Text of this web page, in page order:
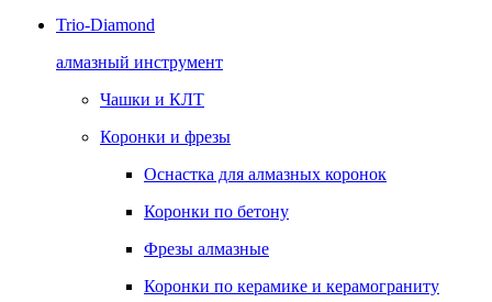
Trio-Diamond
алмазный инструмент
Чашки и КЛТ
Коронки и фрезы
Оснастка для алмазных коронок
Коронки по бетону
Фрезы алмазные
Коронки по керамике и керамограниту